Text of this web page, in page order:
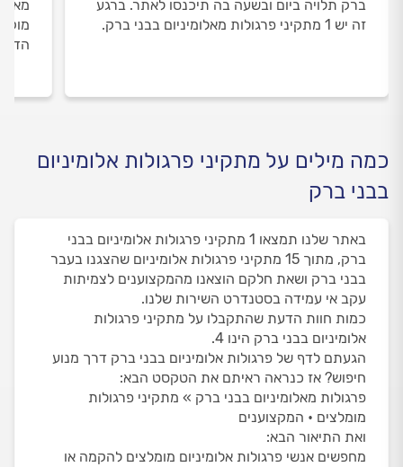
ברק תלויה ביום ובשעה בה תיכנסו לאתר. ברגע
זה יש 1 מתקיני פרגולות מאלומיניום בבני ברק.
כמה מילים על מתקיני פרגולות אלומיניום
בבני ברק
באתר שלנו תמצאו 1 מתקיני פרגולות אלומיניום בבני
ברק, מתוך 15 מתקיני פרגולות אלומיניום שהצגנו בעבר
בבני ברק ושאת חלקם הוצאנו מהמקצוענים לצמיתות
עקב אי עמידה בסטנדרט השירות שלנו.
כמות חוות הדעת שהתקבלו על מתקיני פרגולות
אלומיניום בבני ברק הינו 4.
הגעתם לדף של פרגולות אלומיניום בבני ברק דרך מנוע
חיפוש? אז כנראה ראיתם את הטקסט הבא:
פרגולות מאלומיניום בבני ברק » מתקיני פרגולות
מומלצים • המקצוענים
ואת התיאור הבא:
מחפשים אנשי פרגולות אלומיניום מומלצים להקמה או